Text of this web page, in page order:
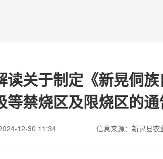
关于制定《新晃侗
禁烧区及限烧区的通
12-30 11:34 信息来源：新晃县农